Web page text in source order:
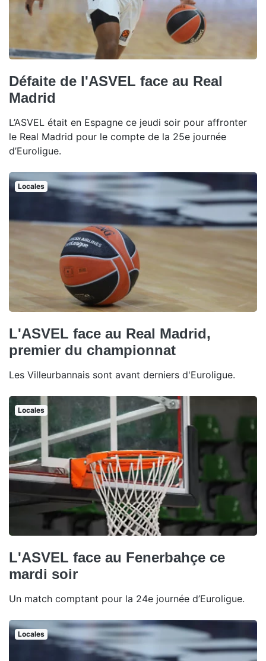
Défaite de l'ASVEL face au Real
Madrid
L’ASVEL était en Espagne ce jeudi soir pour affronter
le Real Madrid pour le compte de la 25e journée
d’Euroligue.
Locales
L'ASVEL face au Real Madrid,
premier du championnat
Les Villeurbannais sont avant derniers d'Euroligue.
Locales
L'ASVEL face au Fenerbahçe ce
mardi soir
Un match comptant pour la 24e journée d’Euroligue.
Locales